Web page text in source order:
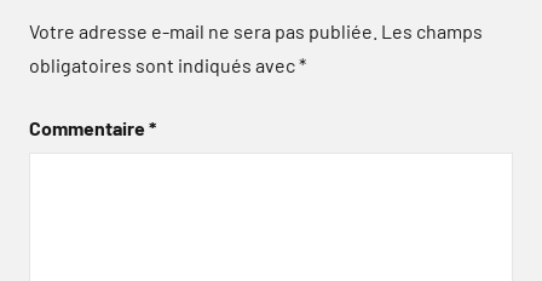
Votre adresse e-mail ne sera pas publiée. Les champs
obligatoires sont indiqués avec*
Commentaire*